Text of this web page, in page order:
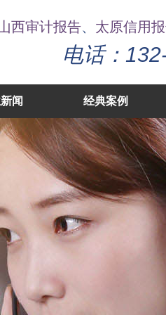
西审计报告、 太原信用
电话：
闻 经典案例